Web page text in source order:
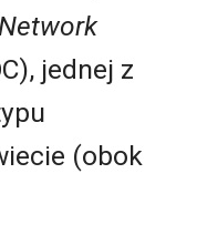
jednej z
(obok